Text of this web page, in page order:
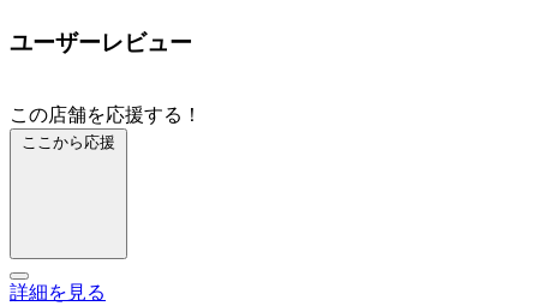
ユーザーレビュー
この店舗を応援する！
ここから応援
詳細を見る